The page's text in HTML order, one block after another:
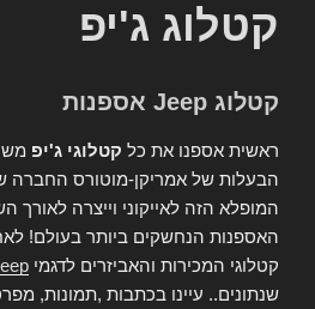
קטלוג ג'יפ
קטלוג Jeep אספנות
ראשית אספנו את כל קטלוגי ג'יפ
הבעלות של אמריקן-מוטורס
המופלא הזה לאייקוני וייצרה לאורך
האספנות הנחשקים ביותר בעולם!
קטלוגי המכירות והאביזרים לדגמי
שנתונים.. עיינו בכתבות ,תמונות,